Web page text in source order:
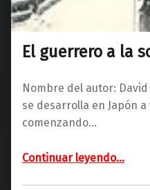
El guerrero a la
Nombre del autor: David
se desarrolla en Japón a
comenzando…
Continuar leyendo“El guerrero a la sombra del cerezo”
…